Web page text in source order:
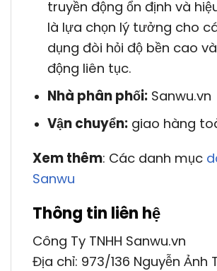
truyền động ổn định và
là lựa chọn lý tưởng cho
dụng đòi hỏi độ bền cao
động liên tục.
Nhà phân phối:Sanwu.vn
Vận chuyển:giao hàng
Xem thêm: Các danh mục
Sanwu
Thông tin liên hệ
Công Ty TNHH Sanwu.vn
Địa chỉ: 973/136 Nguyễn Ảnh